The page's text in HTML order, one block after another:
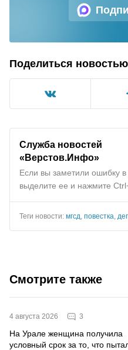
Поделиться новостью
Служба новостей
«Верстов.Инфо»
Если вы заметили ошибку в
выделите ее и нажмите
Теги новости: мгсд, повестка,
Смотрите также
4 августа 2026 3
На Урале женщина получила
условный срок за то, что